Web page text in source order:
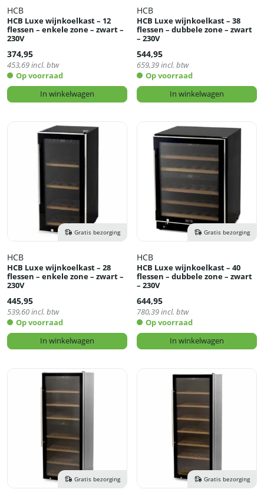
HCB
HCB Luxe wijnkoelkast – 12
flessen – enkele zone – zwart –
230V
374,95
453,69incl. btw
Op voorraad
In winkelwagen
HCB
HCB Luxe wijnkoelkast – 38
flessen – dubbele zone – zwart
– 230V
544,95
659,39incl. btw
Op voorraad
In winkelwagen
Gratis bezorging
HCB
HCB Luxe wijnkoelkast – 28
flessen – enkele zone – zwart –
230V
445,95
539,60incl. btw
Op voorraad
In winkelwagen
Gratis bezorging
HCB
HCB Luxe wijnkoelkast – 40
flessen – dubbele zone – zwart
– 230V
644,95
780,39incl. btw
Op voorraad
In winkelwagen
Gratis bezorging Gratis bezorging